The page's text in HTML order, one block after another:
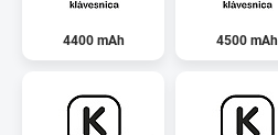
4400 mAh 4500 mAh